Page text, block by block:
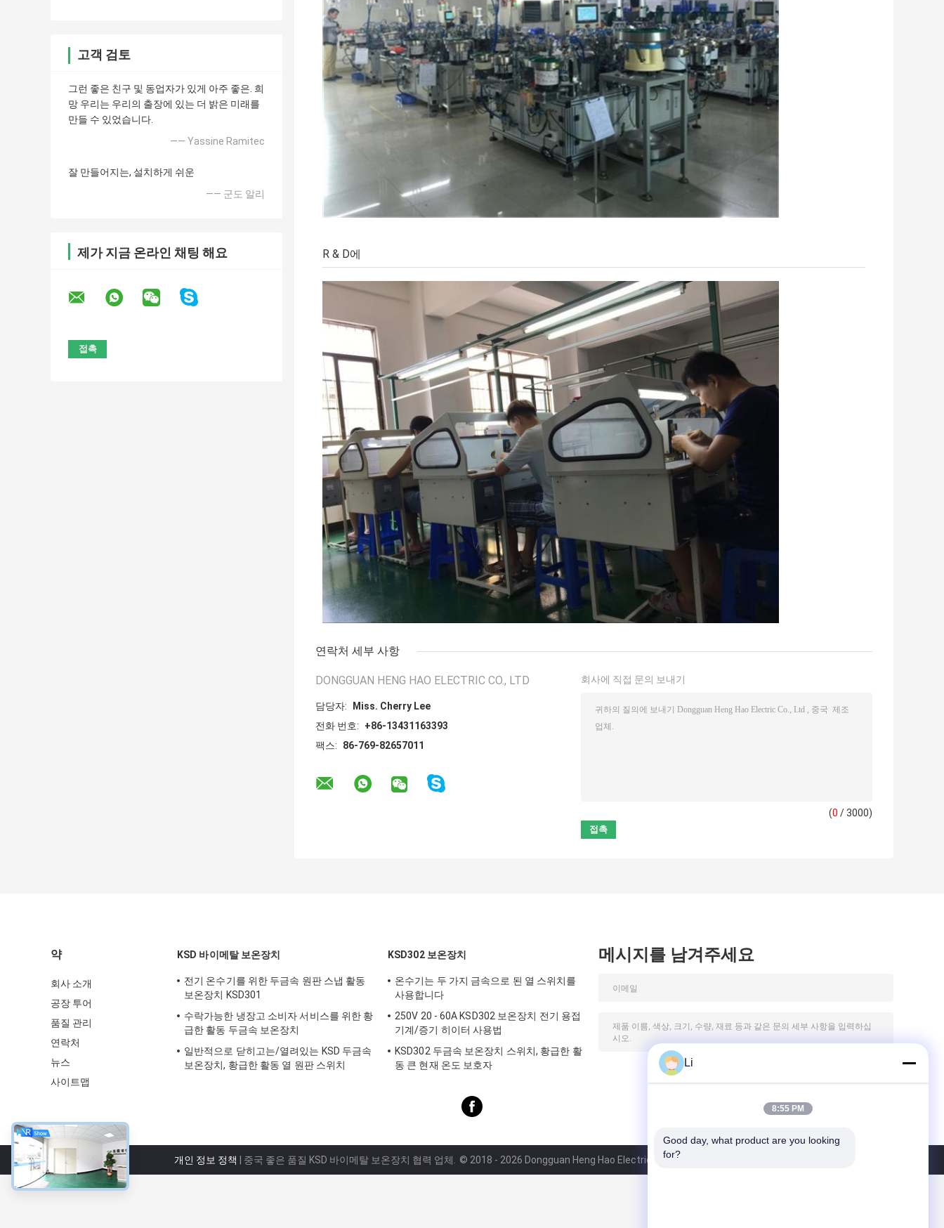
고객 검토
그런 좋은 친구 및 동업자가 있게 아주 좋은. 희
망 우리는 우리의 출장에 있는 더 밝은 미래를
만들 수 있었습니다.
—— Yassine Ramitec
잘 만들어지는, 설치하게 쉬운
—— 군도 알리
제가 지금 온라인 채팅 해요 R & D에
연락처 세부 사항
DONGGUAN HENG HAO ELECTRIC CO., LTD
담당자:
Miss. Cherry Lee
전화 번호:
+86-13431163393
팩스:
86-769-82657011
회사에 직접 문의 보내기
(0 / 3000)
약
회사 소개
공장 투어
품질 관리
연락처
뉴스
사이트맵
KSD 바이메탈 보온장치
전기 온수기를 위한 두금속 원판 스냅 활동
보온장치 KSD301
수락가능한 냉장고 소비자 서비스를 위한 황
급한 활동 두금속 보온장치
일반적으로 닫히고는/열려있는 KSD 두금속
보온장치, 황급한 활동 열 원판 스위치
KSD302 보온장치
온수기는 두 가지 금속으로 된 열 스위치를
사용합니다
250V 20 - 60A KSD302 보온장치 전기 용접
기계/증기 히이터 사용법
KSD302 두금속 보온장치 스위치, 황급한 활
동 큰 현재 온도 보호자
메시지를 남겨주세요
개인 정보 정책 | 중국 좋은 품질 KSD 바이메탈 보온장치 협력 업체. © 2018 - 2026 Dongguan Heng Hao Electric Co., Ltd. All Rights Reserved.
Li
8:55 PM
Good day, what product are you looking
for?